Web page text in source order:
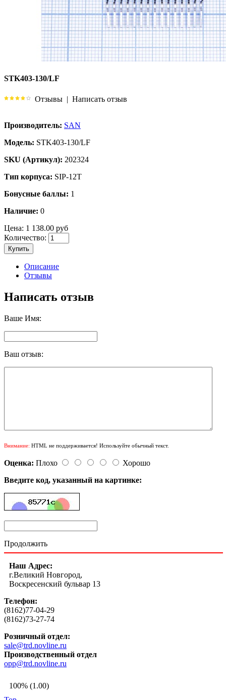
STK403-130/LF
Отзывы | Написать отзыв
Производитель: SAN
Модель: STK403-130/LF
SKU (Артикул): 202324
Тип корпуса: SIP-12T
Бонусные баллы: 1
Наличие: 0
Цена: 1 138.00 руб
Количество:
Купить
Описание
Отзывы
Написать отзыв
Ваше Имя:
Ваш отзыв:
Внимание: HTML не поддерживается! Используйте обычный текст.
Оценка: Плохо
Хорошо
Введите код, указанный на картинке:
Продолжить
Наш Адрес:
г.Великий Новгород,
Воскресенский бульвар 13
Телефон:
(8162)77-04-29
(8162)73-27-74
Розничный отдел:
sale@trd.novline.ru
Производственный отдел
opp@trd.novline.ru
100% (1.00)